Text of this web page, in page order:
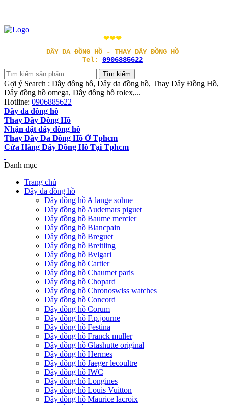
❤❤❤
DÂY DA ĐỒNG HỒ - THAY DÂY ĐỒNG HỒ
Tel: 0906885622
Gợi ý Search : Dây đông hồ, Dây da đồng hồ, Thay Dây Đồng Hồ,
Dây đồng hồ omega, Dây đồng hồ rolex,...
Hotline: 0906885622
Dây da đồng hồ
Thay Dây Đồng Hồ
Nhận đặt dây đồng hồ
Thay Dây Da Đồng Hồ Ở Tphcm
Cửa Hàng Dây Đồng Hồ Tại Tphcm
Danh mục
Trang chủ
Dây da đồng hồ
Dây đồng hồ A lange sohne
Dây đồng hồ Audemars piguet
Dây đồng hồ Baume mercier
Dây đồng hồ Blancpain
Dây đồng hồ Breguet
Dây đồng hồ Breitling
Dây đồng hồ Bvlgari
Dây đồng hồ Cartier
Dây đồng hồ Chaumet paris
Dây đồng hồ Chopard
Dây đồng hồ Chronoswiss watches
Dây đồng hồ Concord
Dây đồng hồ Corum
Dây đồng hồ F.p.journe
Dây đồng hồ Festina
Dây đồng hồ Franck muller
Dây đồng hồ Glashutte original
Dây đồng hồ Hermes
Dây đồng hồ Jaeger lecoultre
Dây đồng hồ IWC
Dây đồng hồ Longines
Dây đồng hồ Louis Vuitton
Dây đồng hồ Maurice lacroix